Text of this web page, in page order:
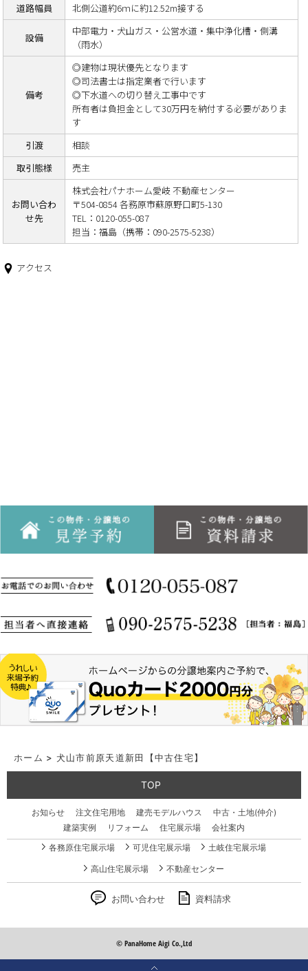
道路幅員
北側公道約6ｍに約12.52m接する
設備
中部電力・犬山ガス・公営水道・集中浄化槽・側溝
（雨水）
備考
◎建物は現状優先となります
◎司法書士は指定業者で行います
◎下水道への切り替え工事中です
所有者は負担金として30万円を納付する必要がありま
す
引渡
相談
取引態様
売主
お問い合わ
せ先
株式会社パナホーム愛岐 不動産センター
〒504-0854 各務原市蘇原野口町5-130
TEL：0120-055-087
担当：福島（携帯：090-2575-5238）
アクセス
ホーム > 犬山市前原天道新田【中古住宅】
TOP
お知らせ 注文住宅用地 建売モデルハウス
中古・土地(仲介)
建築実例
リフォーム 住宅展示場
会社案内
各務原住宅展示場
可児住宅展示場 土岐住宅展示場
高山住宅展示場 不動産センター
お問い合わせ 資料請求
© PanaHome Aigi Co.,Ltd